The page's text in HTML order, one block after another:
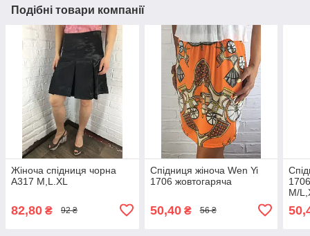
Подібні товари компанії
Жіноча спідниця чорна
А317 М,L.XL
82,80 ₴ 92 ₴
Спідниця жіноча Wen Yi
1706 жовтогаряча
50,40₴ 56 ₴
M/